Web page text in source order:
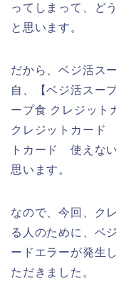
ってしまって、ど
と思います。
だから、ベジ活ス
自、【ベジ活スー
ープ食 クレジッ
クレジットカード
トカード 使えな
思います。
なので、今回、ク
る人のために、ベ
ードエラーが発生
ただきました。